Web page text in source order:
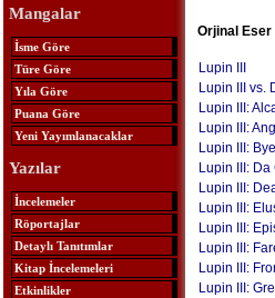
Mangalar
İsme Göre
Türe Göre
Yıla Göre
Puana Göre
Yeni Yayımlanacaklar
Yazılar
İncelemeler
Röportajlar
Detaylı Tanıtımlar
Kitap İncelemeleri
Etkinlikler
Orjinal Eser
Lupin III
Lupin III vs.
Lupin III:
Lupin III:
Lupin III:
Lupin III:
Lupin III:
Lupin III:
Lupin III:
Lupin III:
Lupin III:
Lupin III: